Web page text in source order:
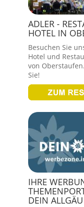
ADLER -
HOTEL IN
Besuchen Sie
Hotel und
von
Sie!
IHRE
DEIN ALLGÄU